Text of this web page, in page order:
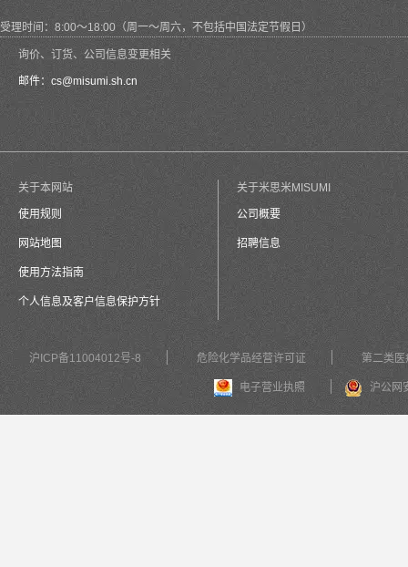
受理时间：8:00～18:00（周一～周六，不包括中国法定节假日）
询价、订货、公司信息变更相关
邮件： cs@misumi.sh.cn
关于本网站
使用规则
网站地图
使用方法指南
个人信息及客户信息保护方针
关于米思米MISUMI
公司概要
招聘信息
沪ICP备11004012号-8 危险化学品经营许可证 第二类医
电子营业执照 沪公网